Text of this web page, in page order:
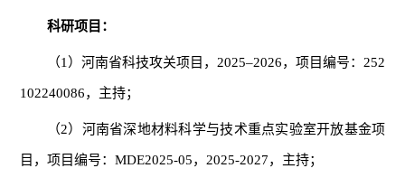
科研项目：
（1）河南省科技攻关项目，2025‒2026，项目编号：252
102240086，主持；
（2）河南省深地材料科学与技术重点实验室开放基金项
目，项目编号： MDE2025-05， 2025-2027，主持；